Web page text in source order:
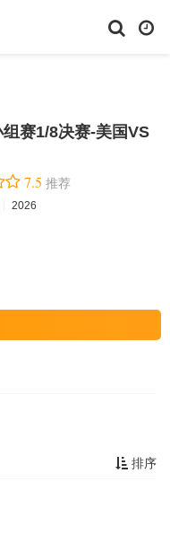
短剧大全 体育
赛1/8决赛-美国VS
7.5 推荐
2026
排序